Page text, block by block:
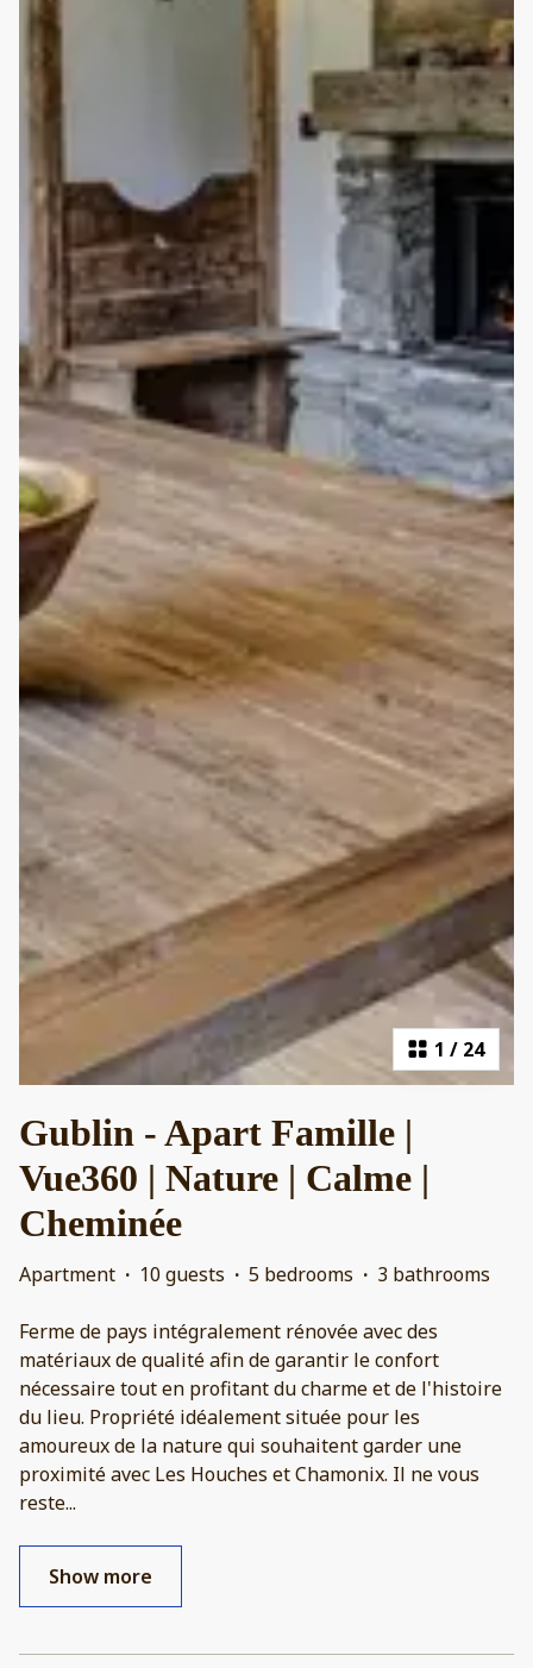
1 / 24
Gublin - Apart Famille |
Vue360 | Nature | Calme |
Cheminée
Apartment · 10 guests · 5 bedrooms · 3 bathrooms
Ferme de pays intégralement rénovée avec des
matériaux de qualité afin de garantir le confort
nécessaire tout en profitant du charme et de l'histoire
du lieu. Propriété idéalement située pour les
amoureux de la nature qui souhaitent garder une
proximité avec Les Houches et Chamonix. Il ne vous
reste...
Show more